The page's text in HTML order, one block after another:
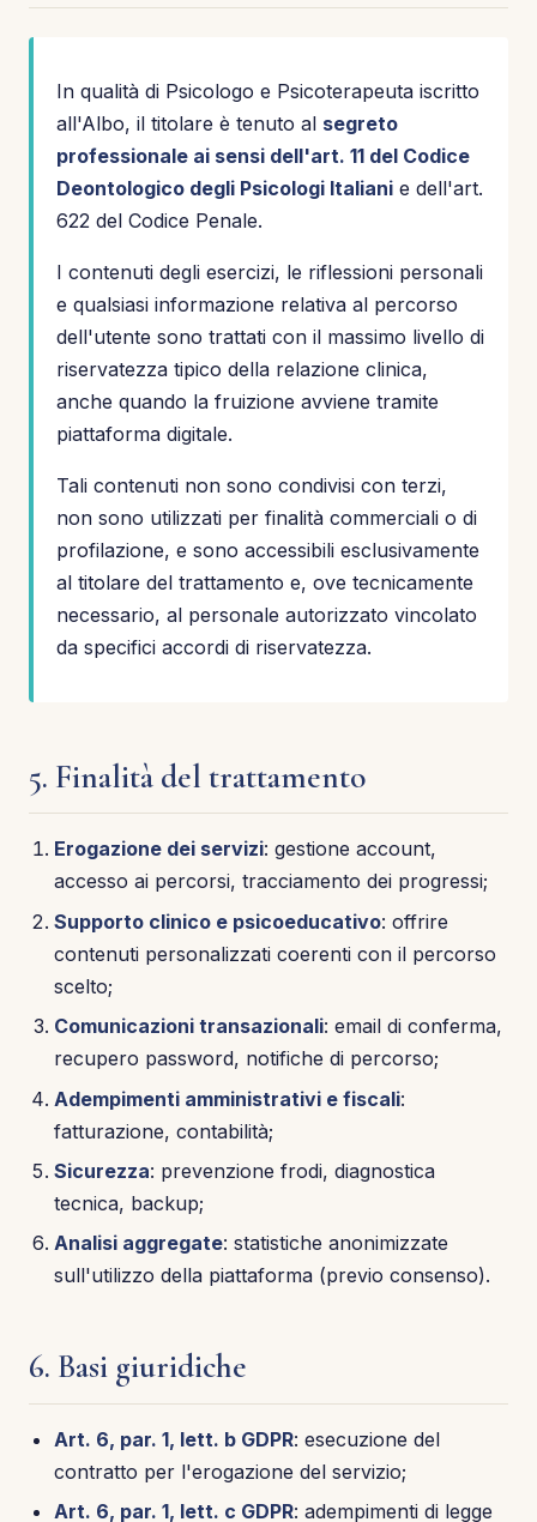
In qualità di Psicologo e Psicoterapeuta iscritto
all'Albo, il titolare è tenuto al segreto
professionale ai sensi dell'art. 11 del Codice
Deontologico degli Psicologi Italiani e dell'art.
622 del Codice Penale.
I contenuti degli esercizi, le riflessioni personali
e qualsiasi informazione relativa al percorso
dell'utente sono trattati con il massimo livello di
riservatezza tipico della relazione clinica,
anche quando la fruizione avviene tramite
piattaforma digitale.
Tali contenuti non sono condivisi con terzi,
non sono utilizzati per finalità commerciali o di
profilazione, e sono accessibili esclusivamente
al titolare del trattamento e, ove tecnicamente
necessario, al personale autorizzato vincolato
da specifici accordi di riservatezza.
5. Finalità del trattamento
Erogazione dei servizi: gestione account,
accesso ai percorsi, tracciamento dei progressi;
Supporto clinico e psicoeducativo: offrire
contenuti personalizzati coerenti con il percorso
scelto;
Comunicazioni transazionali: email di conferma,
recupero password, notifiche di percorso;
Adempimenti amministrativi e fiscali:
fatturazione, contabilità;
Sicurezza: prevenzione frodi, diagnostica
tecnica, backup;
Analisi aggregate: statistiche anonimizzate
sull'utilizzo della piattaforma (previo consenso).
6. Basi giuridiche
Art. 6, par. 1, lett. b GDPR: esecuzione del
contratto per l'erogazione del servizio;
Art. 6, par. 1, lett. c GDPR: adempimenti di legge